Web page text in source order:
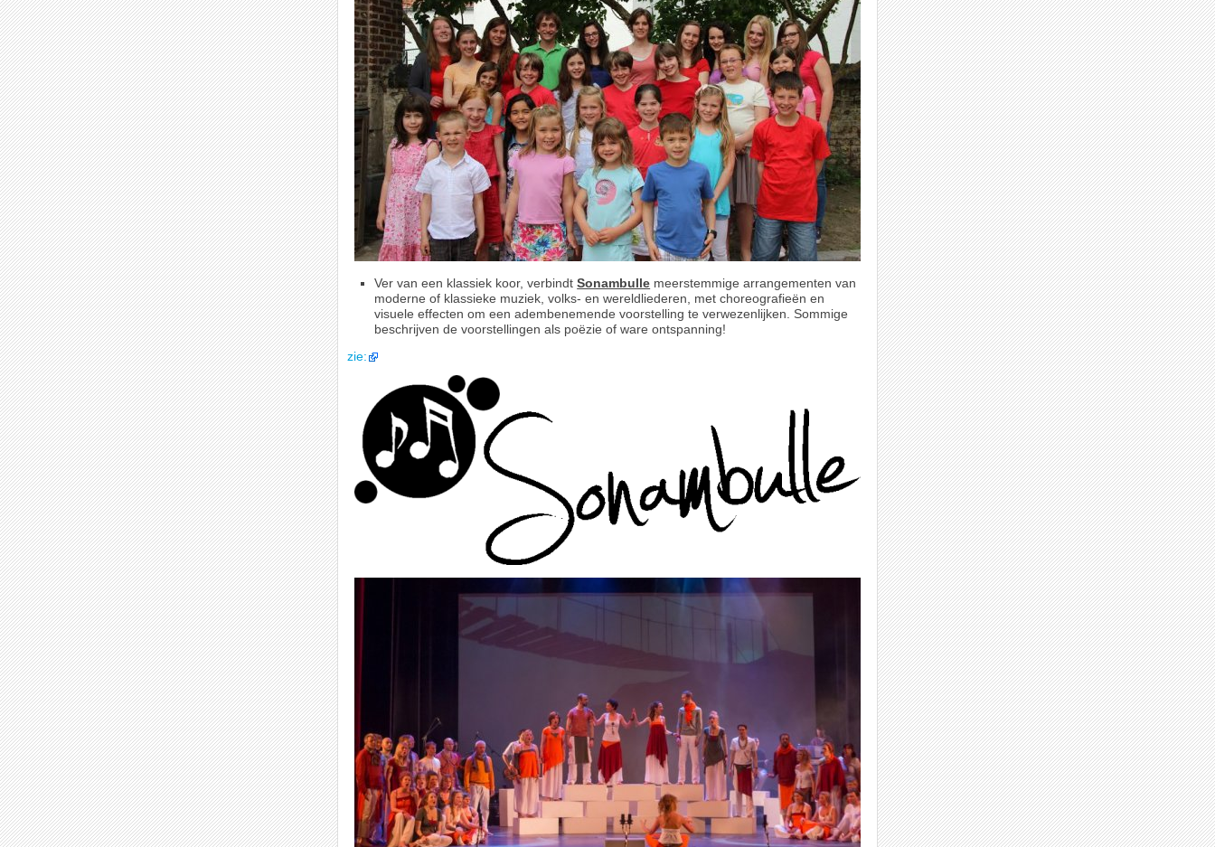
Ver van een klassiek koor, verbindtSonambulle meerstemmige arrangementen van
moderne of klassieke muziek, volks- en wereldliederen, met choreografieën en
visuele effecten om een adembenemende voorstelling te verwezenlijken. Sommige
beschrijven de voorstellingen als poëzie of ware ontspanning!
zie: